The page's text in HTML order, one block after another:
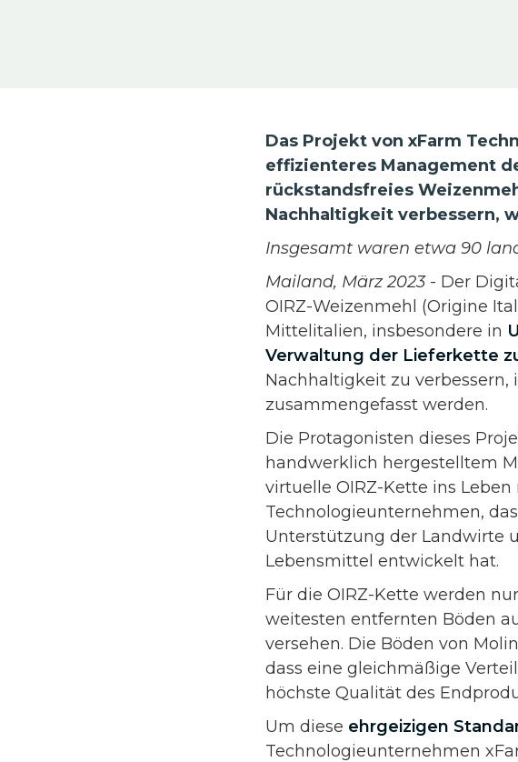
Das Projekt von xFarm
effizienteres Management
rückstandsfreies
Nachhaltigkeit verbessern,
Insgesamt waren etwa 90
Mailand, März 2023- Der
OIRZ-Weizenmehl (Origine
Mittelitalien, insbesondere in
Verwaltung der Lieferkette
Nachhaltigkeit zu
zusammengefasst werden.
Die Protagonisten dieses
handwerklich hergestelltem
virtuelle OIRZ-Kette ins
Technologieunternehmen,
Unterstützung der Landwirte
Lebensmittel entwickelt hat.
Für die OIRZ-Kette werden
weitesten entfernten Böden
versehen. Die Böden von
dass eine gleichmäßige
höchste Qualität des
Um diese ehrgeizigen
Technologieunternehmen